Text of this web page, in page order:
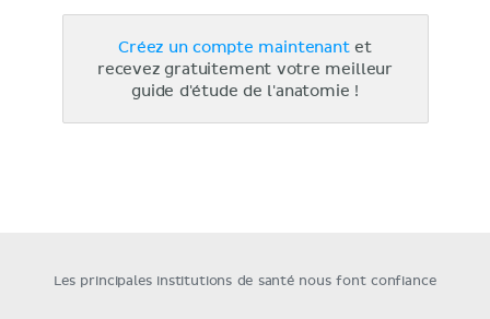
Créez un compte maintenantet
recevez gratuitement votre meilleur
guide d'étude de l'anatomie !
Les principales institutions de santé nous font confiance